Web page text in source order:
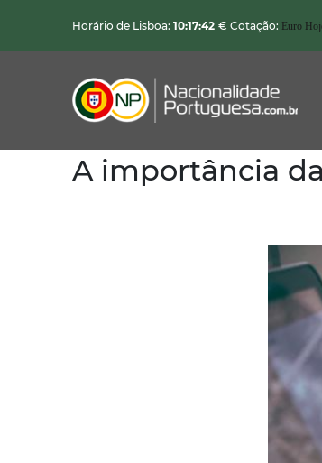
Horário de Lisboa: 10:17:43 € Cotação: Euro
Nacionalidade Portuguesa
A importância